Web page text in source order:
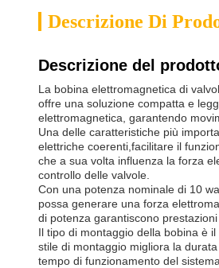
Descrizione Di
Descrizione del
La bobina elettromagnetica di
offre una soluzione compatta e
elettromagnetica, garantendo
Una delle caratteristiche più
elettriche coerenti,facilitare il
che a sua volta influenza la forza
controllo delle valvole.
Con una potenza nominale di 10
possa generare una forza
di potenza garantiscono
Il tipo di montaggio della bobina è
stile di montaggio migliora la
tempo di funzionamento del sistema.